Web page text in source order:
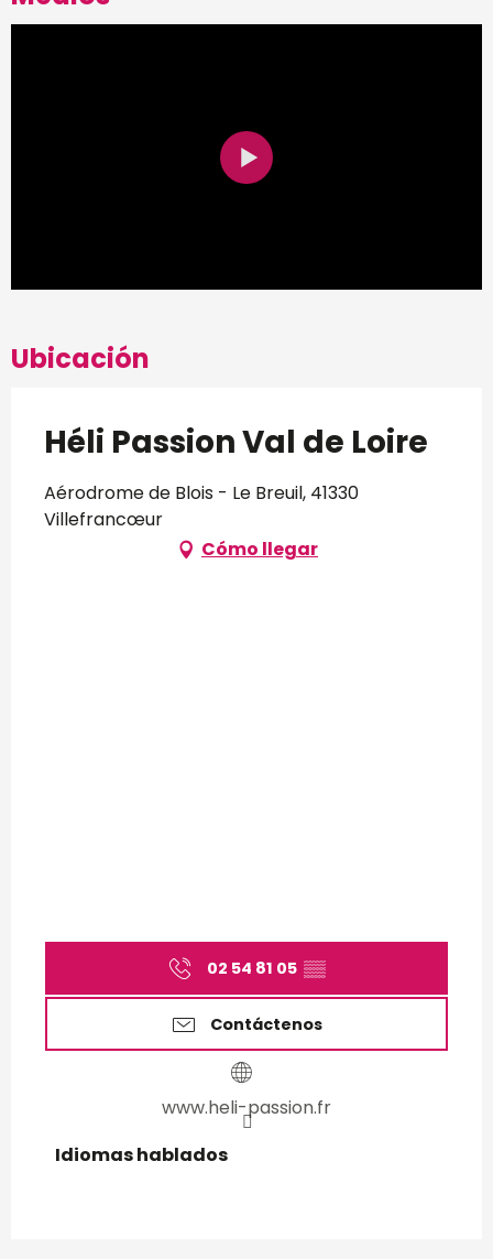
Ubicación
Héli Passion Val de Loire
Aérodrome de Blois - Le Breuil, 41330
Villefrancœur
Cómo llegar
02 54 81 05 ▒▒
Contáctenos
www.heli-passion.fr
Idiomas hablados
Idiomas hablados